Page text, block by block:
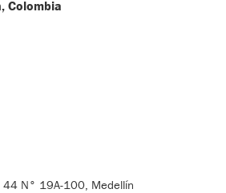
Colombia
44 N° 19A-100, Medellín